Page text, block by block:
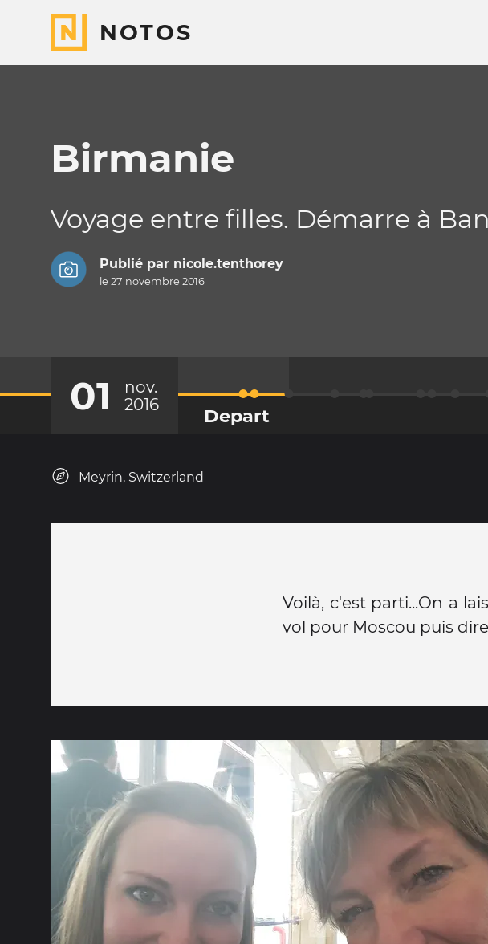
NOTOS
Birmanie
Voyage entre filles. Démarre à
Publié par nicole.tenthorey
le 27 novembre 2016
01
nov.
2016
Depart
Meyrin, Switzerland
Voilà, c'est parti...On a
vol pour Moscou puis